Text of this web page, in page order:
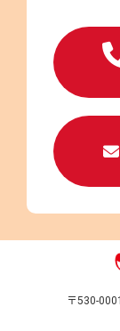
〒530-